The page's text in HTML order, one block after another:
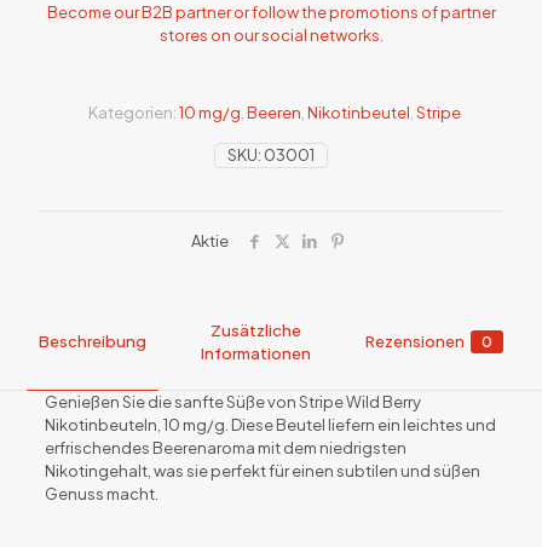
Become our B2B partner or follow the promotions of partner
stores on our social networks.
SKU: 03001
Kategorien:10 mg/g Beeren Nikotinbeutel Stripe
Aktie
Beschreibung
Zusätzliche
Informationen
Rezensionen 0
Genießen Sie die sanfte Süße von Stripe Wild Berry
Nikotinbeuteln, 10 mg/g. Diese Beutel liefern ein leichtes und
erfrischendes Beerenaroma mit dem niedrigsten
Nikotingehalt, was sie perfekt für einen subtilen und süßen
Genuss macht.